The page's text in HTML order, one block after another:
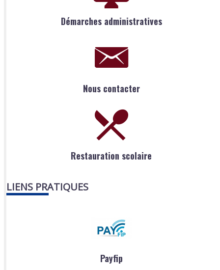
Démarches administratives
Nous contacter
Restauration scolaire
LIENS PRATIQUES
Payfip